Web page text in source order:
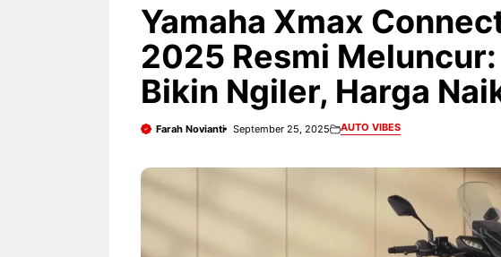
Yamaha Xmax
2025 Resmi Meluncur:
Bikin Ngiler, Harga
Farah Novianti September 25, 2025 AUTO VIBES
nama besar di dunia hiburan,
NEWS TNG– Bandung –
Menyambut pergantian tahun